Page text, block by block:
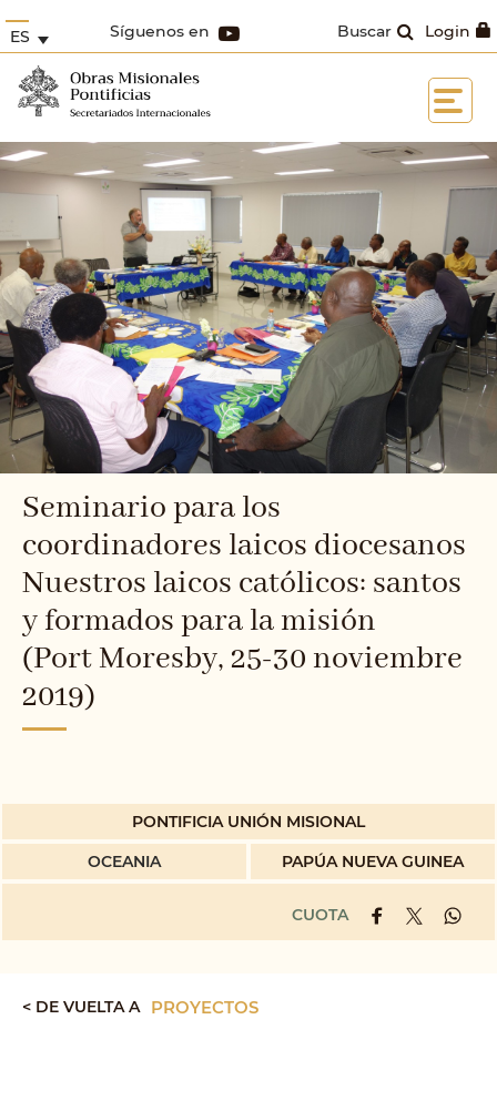
Login
Buscar
Síguenos en
ES
Seminario para los
coordinadores laicos diocesanos
Nuestros laicos católicos: santos
y formados para la misión
(Port Moresby, 25-30 noviembre
2019)
PONTIFICIA UNIÓN MISIONAL
OCEANIA
PAPÚA NUEVA GUINEA
CUOTA
< DE VUELTA A PROYECTOS